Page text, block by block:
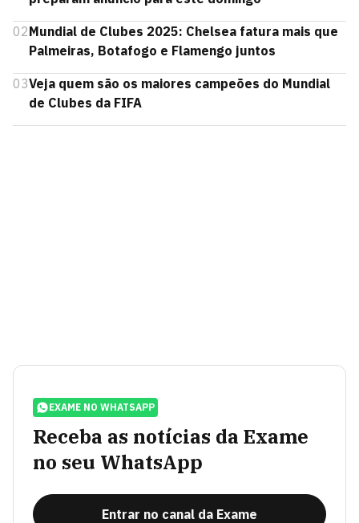
02Mundial de Clubes 2025: Chelsea fatura mais que
Palmeiras, Botafogo e Flamengo juntos
03Veja quem são os maiores campeões do Mundial
de Clubes da FIFA
EXAME NO WHATSAPP
Receba as notícias da Exame
no seu WhatsApp
Entrar no canal da Exame